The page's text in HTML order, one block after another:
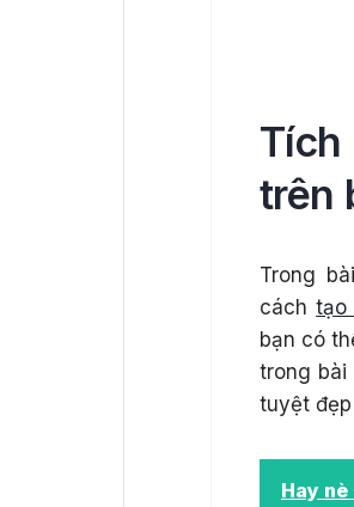
trên
Trong
cáchtạo
bạn có
trong bài
tuyệt
Hay